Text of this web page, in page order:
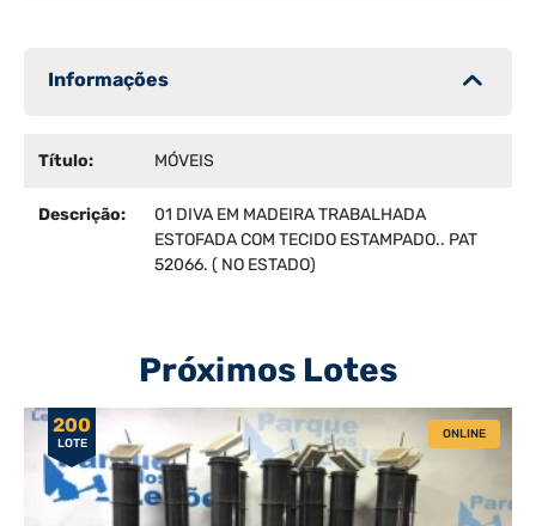
Informações
Título: MÓVEIS
Descrição:
01 DIVA EM MADEIRA TRABALHADA
ESTOFADA COM TECIDO ESTAMPADO.. PAT
52066. ( NO ESTADO)
Próximos Lotes
200
LOTE
ONLINE